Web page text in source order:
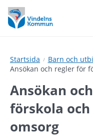
Hoppa
till
innehåll
Hoppa
till
undermeny
Startsida Barn och
Ansökan och regler för
Ansökan
förskola
omsorg